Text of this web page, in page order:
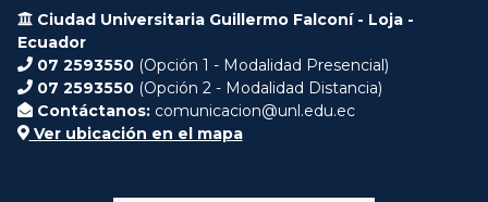
Ciudad Universitaria Guillermo Falconí - Loja -
Ecuador
07 2593550 (Opción 1 - Modalidad Presencial)
07 2593550 (Opción 2 - Modalidad Distancia)
Contáctanos: comunicacion@unl.edu.ec
Ver ubicación en el mapa